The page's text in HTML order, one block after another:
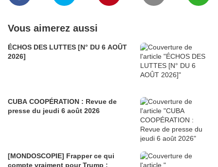
Vous aimerez aussi
ÉCHOS DES LUTTES [N° DU 6 AOÛT
2026]
CUBA COOPÉRATION : Revue de
presse du jeudi 6 août 2026
[MONDOSCOPIE] Frapper ce qui
compte vraiment pour Trump :